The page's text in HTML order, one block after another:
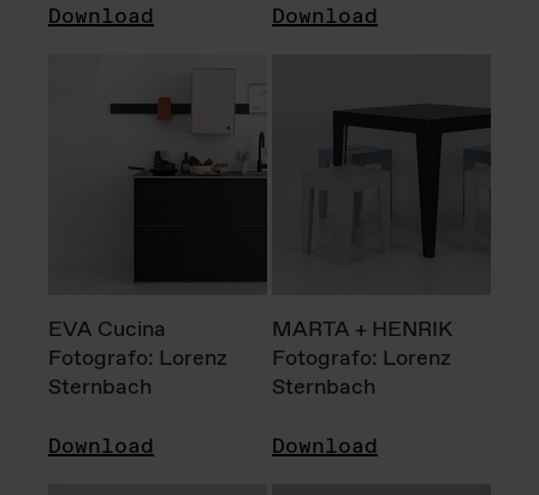
Download Download
EVA Cucina
Fotografo: Lorenz
Sternbach
Download
MARTA + HENRIK
Fotografo: Lorenz
Sternbach
Download